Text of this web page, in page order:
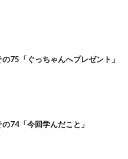
の75「ぐっちゃんへプレゼント」
の74「今回学んだこと」